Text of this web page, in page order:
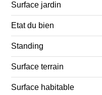
Surface jardin
Etat du bien
Standing
Surface terrain
Surface habitable